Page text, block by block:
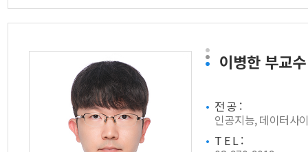
이병한 부교수
전 공 :
인공지능, 데이터사
T E L :